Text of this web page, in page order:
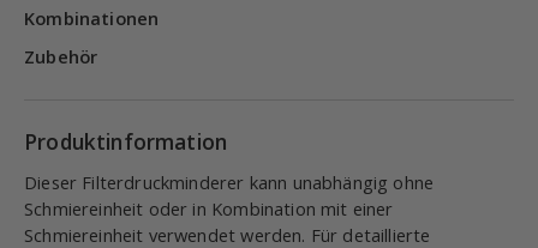
Kombinationen
Zubehör
Produktinformation
Dieser Filterdruckminderer kann unabhängig ohne
Schmiereinheit oder in Kombination mit einer
Schmiereinheit verwendet werden. Für detaillierte